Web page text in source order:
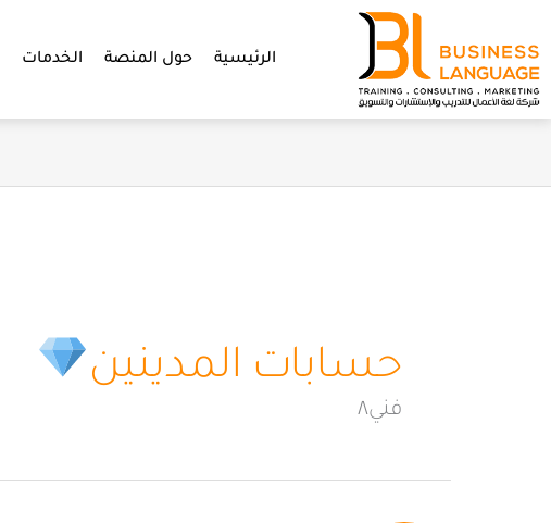
المحتوى
الرئيسية حول المنصة الخدمات
حسابات المدينين
فني٨